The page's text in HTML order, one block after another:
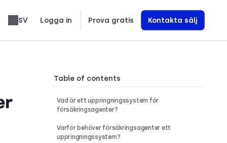
SV Logga in Prova gratis Kontakta sälj
Table of contents
Vad är ett uppringningssystem för
försäkringsagenter?
Varför behöver försäkringsagenter ett
uppringningssystem?